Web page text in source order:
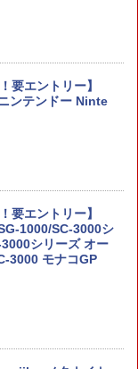
ニティブ・エディ
万紫千紅 【Switc
要エントリー】
ンテンドー Ninte
要エントリー】
1000/SC-3000シ
シリーズ オー
3000 モナコGP